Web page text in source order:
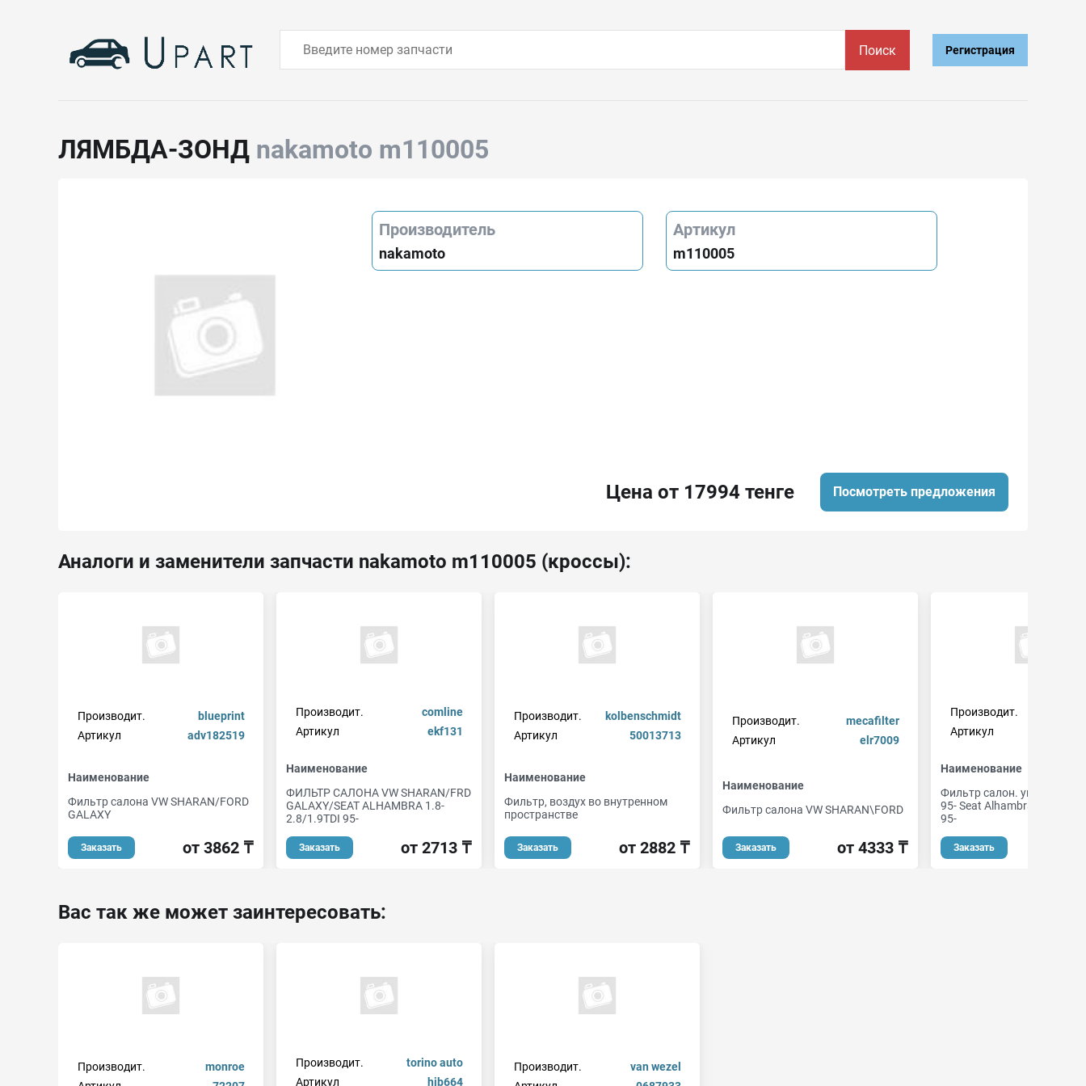
Поиск Регистрация
ЛЯМБДА-ЗОНД nakamoto m110005
Производитель
nakamoto
Артикул
m110005
Цена от 17994 тенге Посмотреть предложения
Аналоги и заменители запчасти nakamoto m110005 (кроссы):
Производит.
blueprint
Артикул
adv182519
Наименование
Фильтр салона VW SHARAN/FORD
GALAXY
Заказать от 3862 ₸
Производит.
comline
Артикул
ekf131
Наименование
ФИЛЬТР САЛОНА VW SHARAN/FRD
GALAXY/SEAT ALHAMBRA 1.8-
2.8/1.9TDI 95-
Заказать от 2713 ₸
Производит.
kolbenschmidt
Артикул
50013713
Наименование
Фильтр, воздух во внутренном
пространстве
Заказать от 2882 ₸
Производит.
mecafilter
Артикул
elr7009
Наименование
Фильтр салона VW SHARAN\FORD
Заказать от 4333 ₸
Производит.
Артикул
Наименование
Фильтр салон. угольн.
95- Seat Alhambra 96- VW
95-
Заказать
Вас так же может заинтересовать:
Производит.
monroe
Производит.
torino auto
Артикул
hjb664
Производит.
van wezel